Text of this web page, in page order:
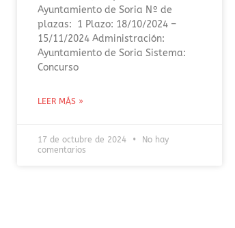
Ayuntamiento de Soria Nº de
plazas: 1 Plazo: 18/10/2024 –
15/11/2024 Administración:
Ayuntamiento de Soria Sistema:
Concurso
LEER MÁS »
17 de octubre de 2024
No hay
comentarios